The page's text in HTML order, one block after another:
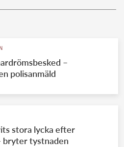
–
polisanmäld
stora lycka efter
bryter tystnaden